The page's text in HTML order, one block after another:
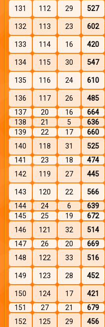
131 112 29 527
132 113 23 602
133
114 16 420
134 115 30 547
135 116 24 610
136 117 26 485
137
20 16 664
138
21 5 636
139
22 17 660
140
118 31 525
141
23 18 474
142
119 27 445
143 120 22 566
144
24 6 639
145
25 19 672
146
121 32 514
147
26 20 669
148
122 33 516
149 123 28 452
150 124 17 421
151
27 21 679
152
125 29 456